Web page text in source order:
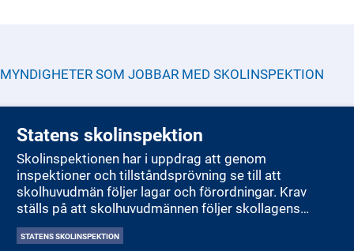
MYNDIGHETER SOM JOBBAR MEDSKOLINSPEKTION
Statens skolinspektion
Skolinspektionen har i uppdrag att genom
inspektioner och tillståndsprövning se till att
skolhuvudmän följer lagar och förordningar. Krav
ställs på att skolhuvudmännen följer skollagens
bestämmelser, utvecklar sina verksamheter,
genomför förbättringar och garanterar hög kvalitet.
STATENS SKOLINSPEKTION